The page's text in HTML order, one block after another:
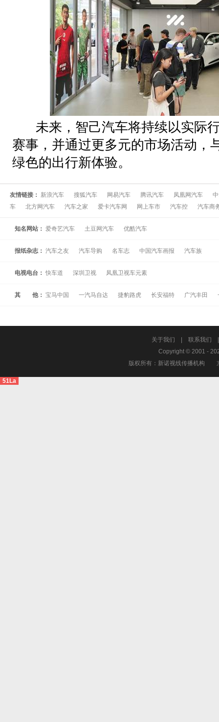
未来，智己汽车将持续以实际
赛事，并通过更多元的市场活动，
绿色的出行新体验。
友情链接： 新浪汽车 搜狐汽车 网易汽车 腾讯汽车 凤凰网汽车
车
北方网汽车 汽车之家 爱卡汽车网 网上车市 汽车控 汽车商
知名网站： 爱奇艺汽车 土豆网汽车 优酷汽车
报纸杂志： 汽车之友 汽车导购 名车志 中国汽车画报 汽车族
电视电台： 快车道 深圳卫视 凤凰卫视车元素
其 他： 宝马中国 一汽马自达 捷豹路虎 长安福特 广汽丰田
关于我们 联系我们
Copyright © 2001 -
版权所有：新诺视线传播机构
51La